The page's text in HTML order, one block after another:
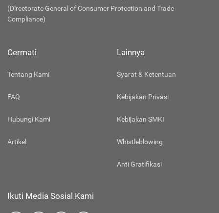
(Directorate General of Consumer Protection and Trade
Compliance)
Cermati
Tentang Kami
FAQ
Hubungi Kami
Artikel
Lainnya
Syarat & Ketentuan
Kebijakan Privasi
Kebijakan SMKI
Whistleblowing
Anti Gratifikasi
Ikuti Media Sosial Kami